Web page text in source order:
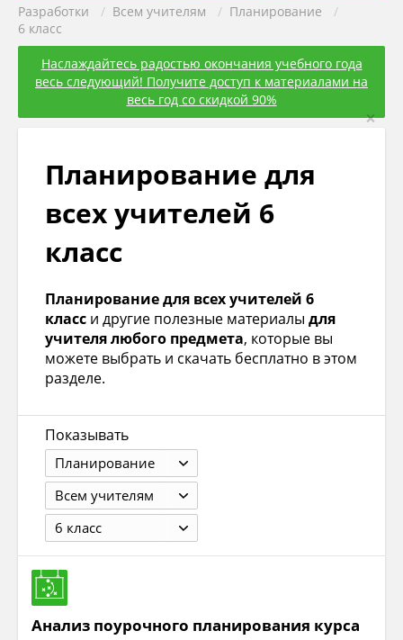
Разработки / Всем учителям / Планирование
/
6 класс
Наслаждайтесь радостью окончания учебного года
весь следующий! Получите доступ к материалами на
весь год со скидкой 90%
×
Планирование для
всех учителей 6
класс
Планирование для всех учителей 6
класс и другие полезные материалы для
учителя любого предмета, которые вы
можете выбрать и скачать бесплатно в этом
разделе.
Показывать
Планирование
Всем учителям
6 класс
Анализ поурочного планирования курса